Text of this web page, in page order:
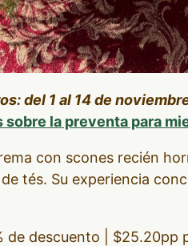
del 1 al 14 de
la preventa para
con scones recién
tés. Su experiencia
de descuento | $25.20pp